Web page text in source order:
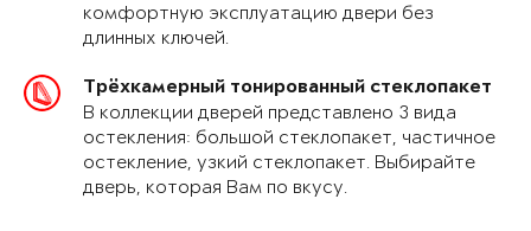
комфортную эксплуатацию двери без
длинных ключей.
Трёхкамерный тонированный стеклопакет
В коллекции дверей представлено 3 вида
остекления: большой стеклопакет, частичное
остекление, узкий стеклопакет. Выбирайте
дверь, которая Вам по вкусу.